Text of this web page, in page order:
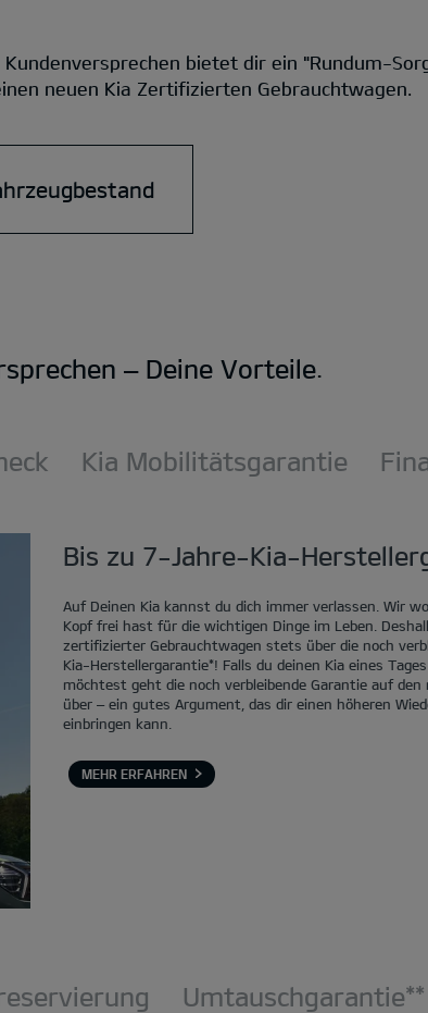
bietet dir ein "Rundum-
neuen Kia Zertifizierten Gebrauchtwagen.
– Deine Vorteile.
Kia Mobilitätsgarantie
Bis zu 7-Jahre-Kia-
Auf Deinen Kia kannst du dich immer verlassen. Wir
Kopf frei hast für die wichtigen Dinge im Leben.
zertifizierter Gebrauchtwagen stets über die noch
Kia-Herstellergarantie*! Falls du deinen Kia eines
möchtest geht die noch verbleibende Garantie auf den
über – ein gutes Argument, das dir einen höheren
einbringen kann.
MEHR ERFAHREN
Umtauschgarantie**